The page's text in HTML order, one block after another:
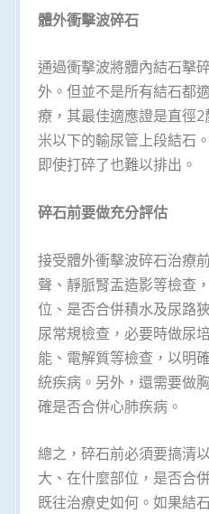
體外衝擊波碎石
通過衝擊波將體內結石擊
外。但並不是所有結石都
療，其最佳適應證是直徑
米以下的輸尿管上段結石
即使打碎了也難以排出。
碎石前要做充分評估
接受體外衝擊波碎石治療
聲、靜脈腎盂造影等檢查
位、是否合併積水及尿路
尿常規檢查，必要時做尿
能、電解質等檢查，以明
統疾病。另外，還需要做
確是否合併心肺疾病。
總之，碎石前必須要搞清
大、在什麼部位，是否合
既往治療史如何。如果結